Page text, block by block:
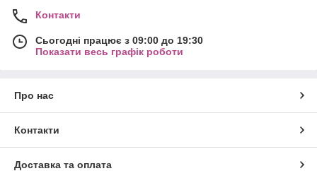
Контакти
Сьогодні працює з 09:00 до 19:30
Показати весь графік роботи
Про нас
Контакти
Доставка та оплата